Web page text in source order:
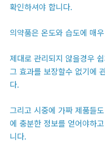
확인하셔야 합니다.
의약품은 온도와 습도에 매
제대로 관리되지 않을경우
그 효과를 보장할수 없기에
다.
그리고 시중에 가짜 제품들
에 충분한 정보를 얻어야하
니다.